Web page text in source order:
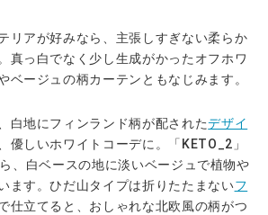
リアが好みなら、主張しすぎない柔らか
真っ白でなく少し生成がかったオフホワ
ベージュの柄カーテンともなじみます。
白地にフィンランド柄が配されたデザイ
優しいホワイトコーデに。「KETO_2」
、白ベースの地に淡いベージュで植物や
ます。ひだ山タイプは折りたたまないフ
仕立てると、おしゃれな北欧風の柄がつ